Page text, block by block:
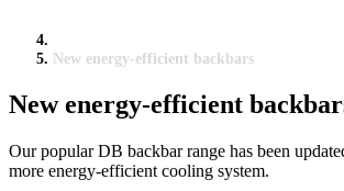
New energy-efficient backbars
New energy-efficient
Our popular DB backbar range has been
more energy-efficient cooling system.